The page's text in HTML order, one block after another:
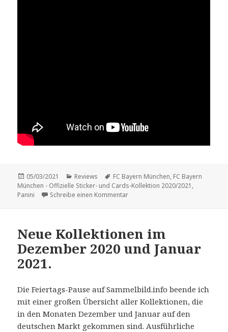
Veröffentlicht
am
05/03/2021 Kategorien
Reviews Schlagwörter
FC Bayern München, FC Bayern
München - Offizielle Sticker- und Cards-Kollektion 2020/2021 ,
Panini
Schreibe einen Kommentarzu Review: „FC Bayern München
Neue Kollektionen im
Dezember 2020 und Januar
2021.
Die Feiertags-Pause auf Sammelbild.info beende ich
mit einer großen Übersicht aller Kollektionen, die
in den Monaten Dezember und Januar auf den
deutschen Markt gekommen sind. Ausführliche